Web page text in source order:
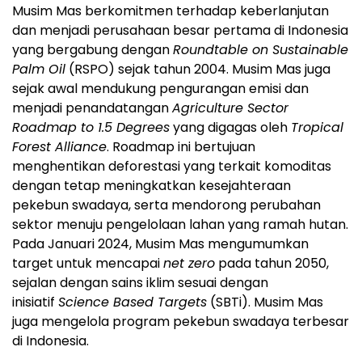
Musim Mas berkomitmen terhadap keberlanjutan
dan menjadi perusahaan besar pertama di Indonesia
yang bergabung denganRoundtable on Sustainable
Palm Oil (RSPO) sejak tahun 2004. Musim Mas juga
sejak awal mendukung pengurangan emisi dan
menjadi penandatanganAgriculture Sector
Roadmap to 1.5 Degreesyang digagas oleh Tropical
Forest Alliance. Roadmap ini bertujuan
menghentikan deforestasi yang terkait komoditas
dengan tetap meningkatkan kesejahteraan
pekebun swadaya, serta mendorong perubahan
sektor menuju pengelolaan lahan yang ramah hutan.
Pada Januari 2024, Musim Mas mengumumkan
target untuk mencapainet zero pada tahun 2050,
sejalan dengan sains iklim sesuai dengan
inisiatif Science Based Targets (SBTi). Musim Mas
juga mengelola program pekebun swadaya terbesar
di Indonesia.